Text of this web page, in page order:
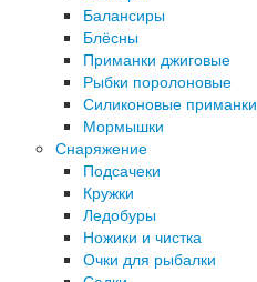
Балансиры
Блёсны
Приманки джиговые
Рыбки поролоновые
Силиконовые приманки
Мормышки
Снаряжение
Подсачеки
Кружки
Ледобуры
Ножики и чистка
Очки для рыбалки